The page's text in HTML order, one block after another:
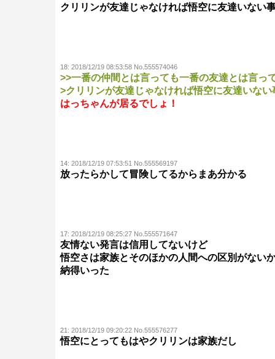
クリリンが友達じゃなければ悟空に友達いない
18: 2018/12/19 08:53:58 No.555574046
>>一番の仲間とは言っても一番の友達とは言っ
>クリリンが友達じゃなければ悟空に友達いな
はっちゃんが居るでしょ！
14: 2018/12/19 07:53:51 No.555569197
放ったらかして冒険してるからまあ分かる
17: 2018/12/19 08:25:27 No.555571647
友情ない発言は信用してないけど
悟空さは家族とそのほかの人間への区別がない
納得いった
21: 2018/12/19 09:20:22 No.555576277
悟空にとってもはやクリリンは家族だし